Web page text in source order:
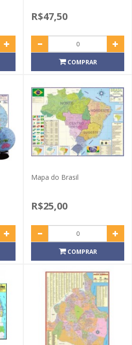
R$47,50
COMPRAR
Mapa do Brasil
R$25,00
COMPRAR